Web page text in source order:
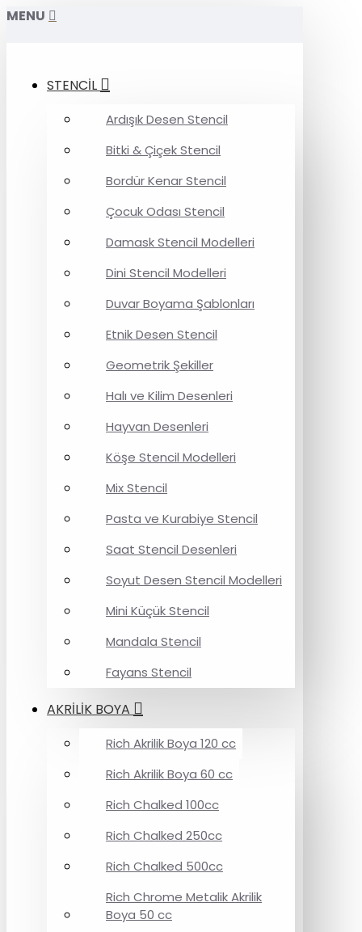
MENU
STENCİL
Ardışık Desen Stencil
Bitki & Çiçek Stencil
Bordür Kenar Stencil
Çocuk Odası Stencil
Damask Stencil Modelleri
Dini Stencil Modelleri
Duvar Boyama Şablonları
Etnik Desen Stencil
Geometrik Şekiller
Halı ve Kilim Desenleri
Hayvan Desenleri
Köşe Stencil Modelleri
Mix Stencil
Pasta ve Kurabiye Stencil
Saat Stencil Desenleri
Soyut Desen Stencil Modelleri
Mini Küçük Stencil
Mandala Stencil
Fayans Stencil
AKRİLİK BOYA
Rich Akrilik Boya 120 cc
Rich Akrilik Boya 60 cc
Rich Chalked 100cc
Rich Chalked 250cc
Rich Chalked 500cc
Rich Chrome Metalik Akrilik
Boya 50 cc